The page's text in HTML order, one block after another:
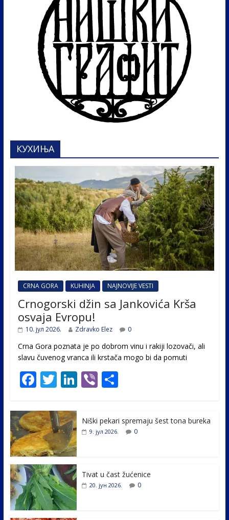
КУХИЊА
CRNA GORA KUHINJA NAJNOVIJE VESTI
Crnogorski džin sa Jankovića Krša
osvaja Evropu!
10. јул 2026. Zdravko Elez 0
Crna Gora poznata je po dobrom vinu i rakiji lozovači, ali
slavu čuvenog vranca ili krstača mogo bi da pomuti
F
e
b
o
o
k
T
itt
er
Li
e
Vi
er
S
e
Niški pekari spremaju šest tona bureka
9. јул 2026. 0
Tivat u čast žućenice
20. јун 2026. 0